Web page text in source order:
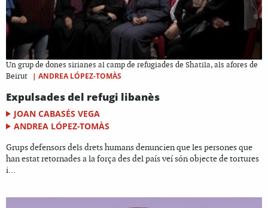
Un grup de dones sirianes al camp de refugiades de Shatila, als afores de
Beirut
| ANDREA LÓPEZ-TOMÀS
Expulsades del refugi libanès
JOAN CABASÉS VEGA
ANDREA LÓPEZ-TOMÀS
Grups defensors dels drets humans denuncien que les persones que
han estat retornades a la força des del país veí són objecte de tortures
i...